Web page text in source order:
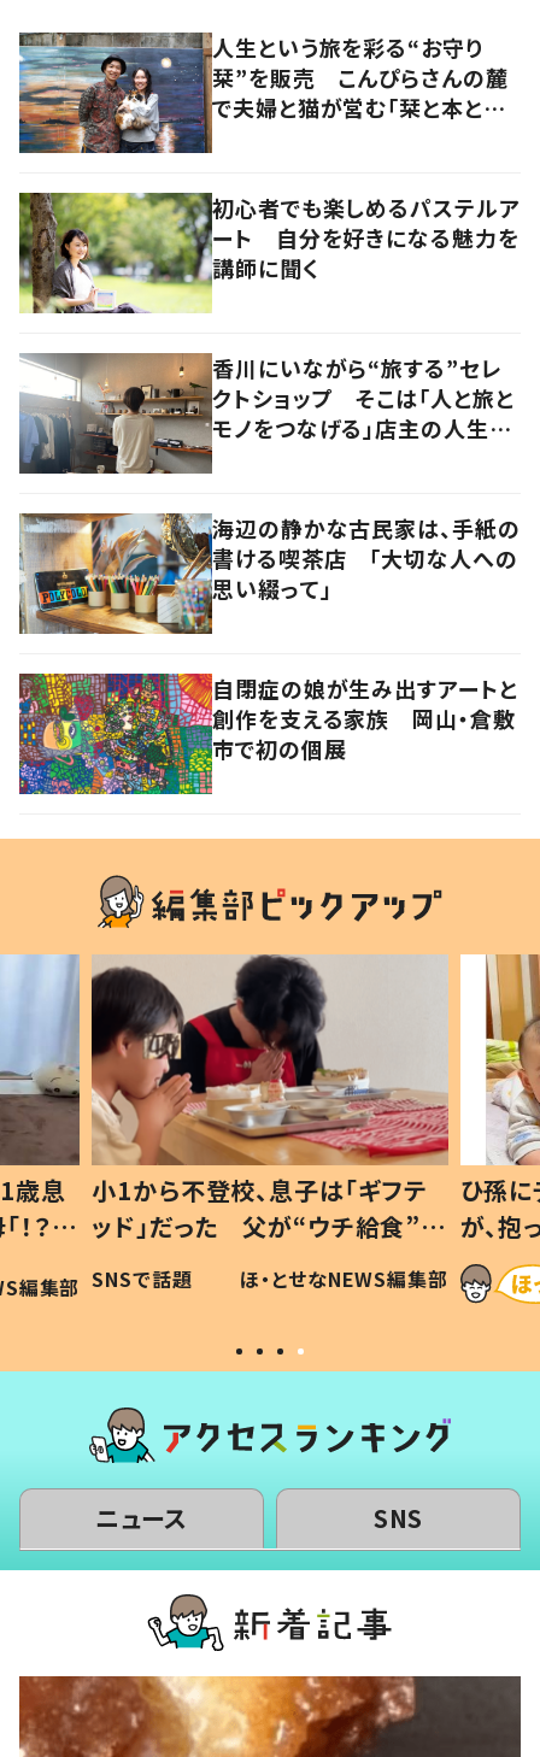
人生という旅を彩る“お守り
栞”を販売 こんぴらさんの麓
で夫婦と猫が営む「栞と本とカ
初心者でも楽しめるパステルア
ート 自分を好きになる魅力を
講師に聞く
香川にいながら“旅する”セレ
クトショップ そこは「人と旅と
モノをつなげる」店主の人生観
海辺の静かな古民家は、手紙の
書ける喫茶店 「大切な人への
思い綴って」
自閉症の娘が生み出すアートと
創作を支える家族 岡山・倉敷
市で初の個展
歳息
？」
編集部
小1から不登校、息子は「ギフテ
ッド」だった 父が“ウチ給食”を
作り続ける理由とは #令和の親
#令和の子
SNSで話題 ほ・とせなNEWS編集部
ひ孫
が、
「涙が
い」
ニュース SNS